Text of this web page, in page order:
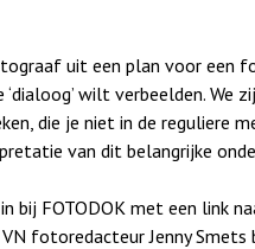
uit een plan voor een
wilt verbeelden. We
die je niet in de reguliere
van dit belangrijke
in bij FOTODOK met een link
fotoredacteur Jenny Smets